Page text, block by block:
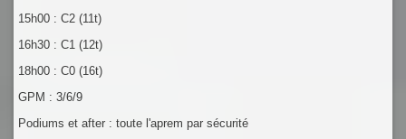
15h00 : C2 (11t)
16h30 : C1 (12t)
18h00 : C0 (16t)
GPM : 3/6/9
Podiums et after : toute l'aprem par sécurité